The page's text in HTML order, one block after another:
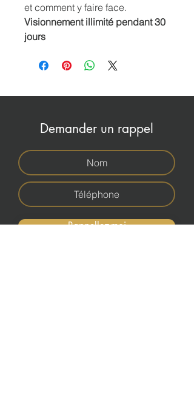
et comment y faire face.
Visionnement illimité pendant 30
jours
Demander un rappel
Rappellez-moi